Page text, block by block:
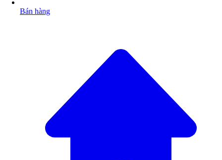
Bán hàng